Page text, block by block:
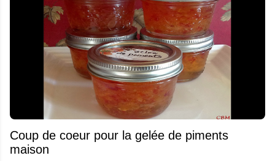
Coup de coeur pour la gelée de piments
maison